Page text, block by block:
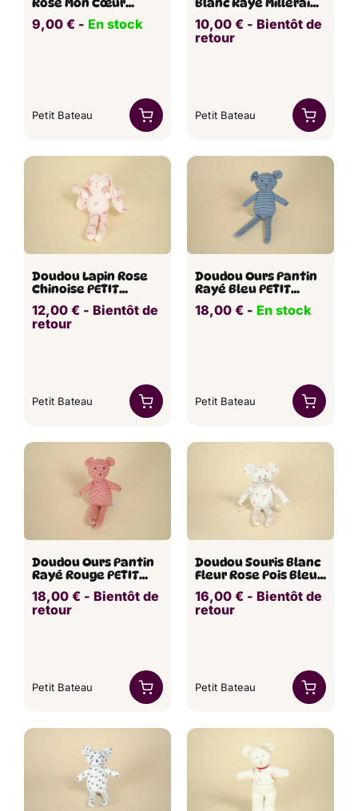
Rose Mon Cœur
Losange PETIT
BATEAU
9,00 € ​​ - En stock
Petit Bateau
Blanc Rayé Milleraies
PETIT BATEAU 25 cm
10,00 € ​ - Bientôt de
retour
Petit Bateau
Doudou Lapin Rose
Chinoise PETIT
BATEAU 26 cm
12,00 € ​ - Bientôt de
retour
Petit Bateau
Doudou Ours Pantin
Rayé Bleu PETIT
BATEAU 28 cm
18,00 € ​​ - En stock
Petit Bateau
Doudou Ours Pantin
Rayé Rouge PETIT
BATEAU 26 cm
18,00 € ​ - Bientôt de
retour
Petit Bateau
Doudou Souris Blanc
Fleur Rose Pois Bleu
PETIT BATEAU 25 cm
16,00 € ​ - Bientôt de
retour
Petit Bateau